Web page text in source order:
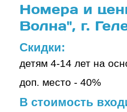
Номера и
Волна", г.
Скидки:
детям 4-14 лет на
доп. место - 40%
В стоимость